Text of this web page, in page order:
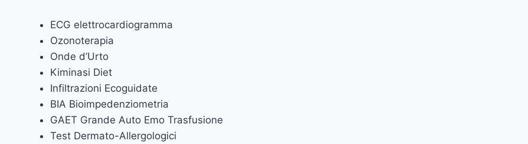
ECG elettrocardiogramma
Ozonoterapia
Onde d’Urto
Kiminasi Diet
Infiltrazioni Ecoguidate
BIA Bioimpedenziometria
GAET Grande Auto Emo Trasfusione
Test Dermato-Allergologici